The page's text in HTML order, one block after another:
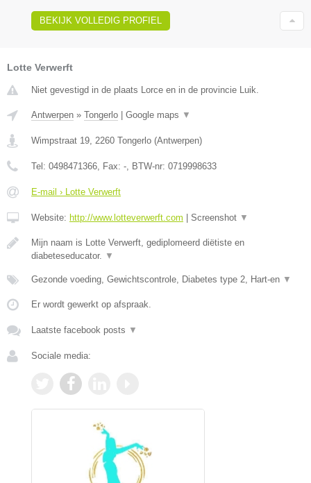
BEKIJK VOLLEDIG PROFIEL
Lotte Verwerft
Niet gevestigd in de plaats Lorce en in de provincie Luik.
Antwerpen » Tongerlo | Google maps ▼
Wimpstraat 19 2260 Tongerlo (Antwerpen)
Tel: 0498471366 , Fax: - , BTW-nr: 0719998633
E-mail › Lotte Verwerft
Website: http://www.lotteverwerft.com | Screenshot ▼
Mijn naam is Lotte Verwerft, gediplomeerd diëtiste en
diabeteseducator.
▼
Gezonde voeding, Gewichtscontrole, Diabetes type 2, Hart-en ▼
Er wordt gewerkt op afspraak.
Laatste facebook posts ▼
Sociale media: